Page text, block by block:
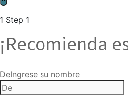
1 Step 1
¡Recomienda
DeIngrese su nombre